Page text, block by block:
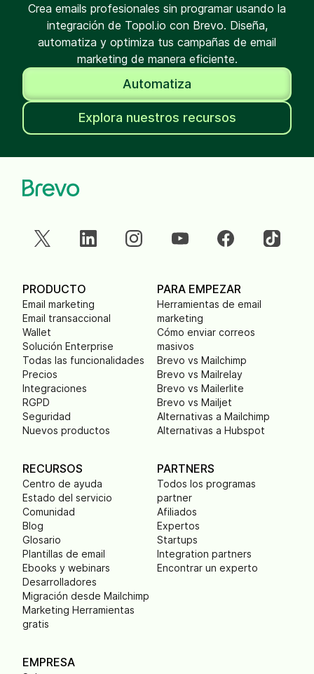
Crea emails profesionales sin programar usando la
integración de Topol.io con Brevo. Diseña,
automatiza y optimiza tus campañas de email
marketing de manera eficiente.
Automatiza
Explora nuestros recursos
PRODUCTO
Email marketing
Email transaccional
Wallet
Solución Enterprise
Todas las funcionalidades
Precios
Integraciones
RGPD
Seguridad
Nuevos productos
PARA EMPEZAR
Herramientas de email
marketing
Cómo enviar correos
masivos
Brevo vs Mailchimp
Brevo vs Mailrelay
Brevo vs Mailerlite
Brevo vs Mailjet
Alternativas a Mailchimp
Alternativas a Hubspot
RECURSOS
Centro de ayuda
Estado del servicio
Comunidad
Blog
Glosario
Plantillas de email
Ebooks y webinars
Desarrolladores
Migración desde Mailchimp
Marketing Herramientas
gratis
PARTNERS
Todos los programas
partner
Afiliados
Expertos
Startups
Integration partners
Encontrar un experto
EMPRESA